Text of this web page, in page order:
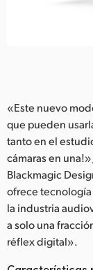
«Este nuevo
que pueden
tanto en el
cámaras en
Blackmagic
ofrece
la industria
a solo una
réflex digital».